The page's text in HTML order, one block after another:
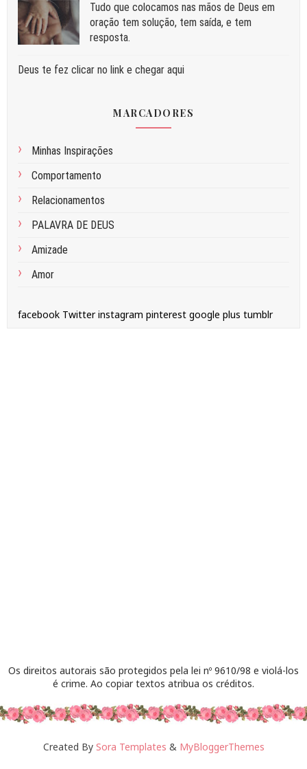
Tudo que colocamos nas mãos de Deus em
oração tem solução, tem saída, e tem
resposta.
Deus te fez clicar no link e chegar aqui
MARCADORES
Minhas Inspirações
Comportamento
Relacionamentos
PALAVRA DE DEUS
Amizade
Amor
facebook Twitter instagram pinterest google plus tumblr
Os direitos autorais são protegidos pela lei nº 9610/98 e violá-los
é crime. Ao copiar textos atribua os créditos.
Created By Sora Templates & MyBloggerThemes